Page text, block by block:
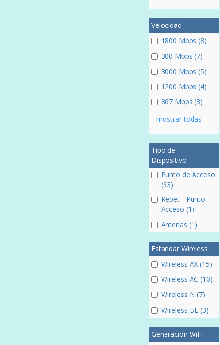
Velocidad
1800 Mbps (8)
300 Mbps (7)
3000 Mbps (5)
1200 Mbps (4)
867 Mbps (3)
mostrar todas
Tipo de
Dispositivo
Punto de Acceso
(33)
Repet - Punto
Acceso (1)
Antenas (1)
Estandar Wireless
Wireless AX (15)
Wireless AC (10)
Wireless N (7)
Wireless BE (3)
Generacion WiFi